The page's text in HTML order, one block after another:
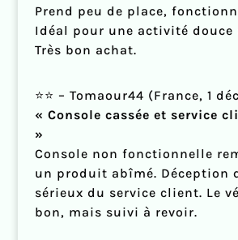
Prend peu de place,
Idéal pour une activité douce
Très bon achat.
⭐⭐ – Tomaour44 (France, 1
« Console cassée et service
»
Console non fonctionnelle
un produit abîmé. Déception
sérieux du service client. Le
bon, mais suivi à revoir.